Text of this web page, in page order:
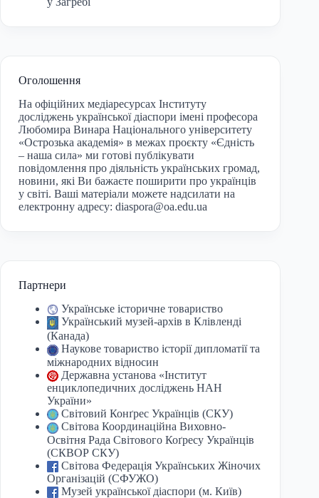
Оголошення
На офіційних медіаресурсах Інституту
досліджень української діаспори імені професора
Любомира Винара Національного університету
«Острозька академія» в межах проєкту «Єдність
– наша сила» ми готові публікувати
повідомлення про діяльність українських громад,
новини, які Ви бажаєте поширити про українців
у світі. Ваші матеріали можете надсилати на
електронну адресу: diaspora@oa.edu.ua
Партнери
Українське історичне товариство
Український музей-архів в Клівленді
(Канада)
Наукове товариство історії дипломатії та
міжнародних відносин
Державна установа «Інститут
енциклопедичних досліджень НАН
України»
Світовий Конґрес Українців (СКУ)
Світова Координаційна Виховно-
Освітня Рада Світового Коґресу Українців
(СКВОР СКУ)
Світова Федерація Українських Жіночих
Організацій (СФУЖО)
Музей української діаспори (м. Київ)